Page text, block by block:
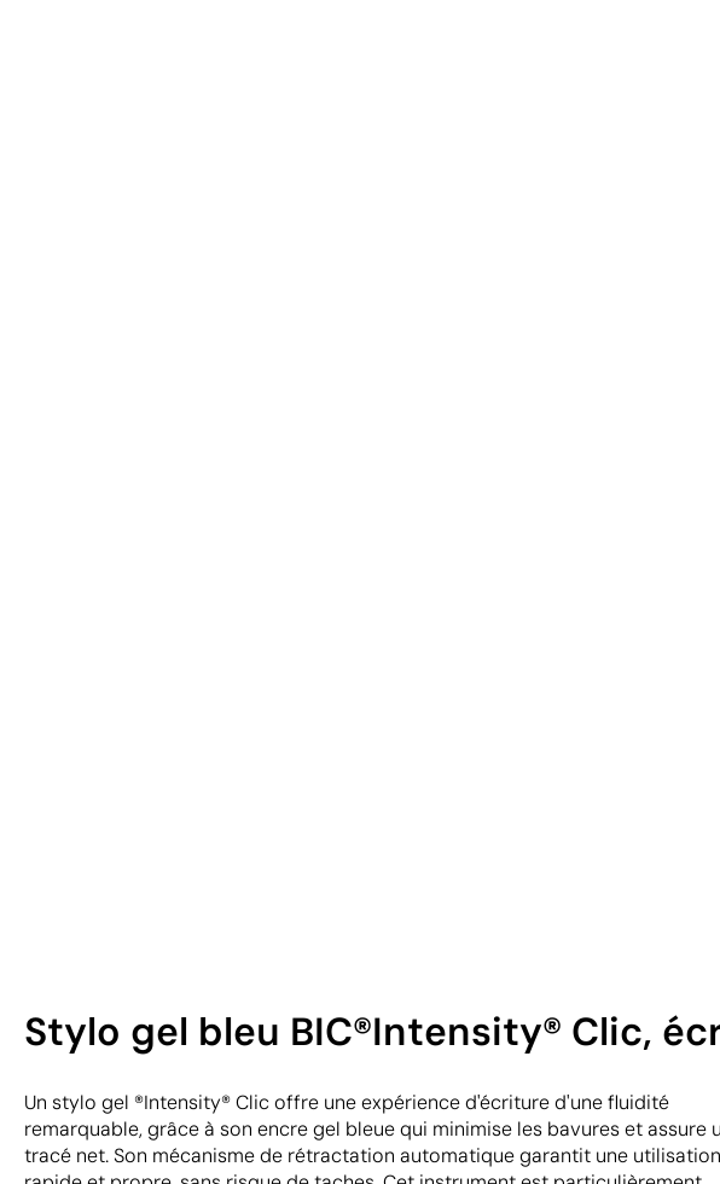
Stylo gel bleu BIC®Intensity® Clic,
Un stylo gel ®Intensity® Clic offre une expérience d'écriture d'une fluidité
remarquable, grâce à son encre gel bleue qui minimise les bavures et assure
tracé net. Son mécanisme de rétractation automatique garantit une utilisation